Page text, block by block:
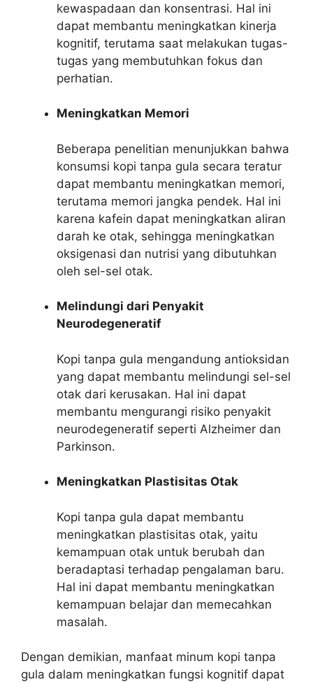
kewaspadaan dan konsentrasi. Hal ini
dapat membantu meningkatkan kinerja
kognitif, terutama saat melakukan tugas-
tugas yang membutuhkan fokus dan
perhatian.
Meningkatkan Memori
Beberapa penelitian menunjukkan bahwa
konsumsi kopi tanpa gula secara teratur
dapat membantu meningkatkan memori,
terutama memori jangka pendek. Hal ini
karena kafein dapat meningkatkan aliran
darah ke otak, sehingga meningkatkan
oksigenasi dan nutrisi yang dibutuhkan
oleh sel-sel otak.
Melindungi dari Penyakit
Neurodegeneratif
Kopi tanpa gula mengandung antioksidan
yang dapat membantu melindungi sel-sel
otak dari kerusakan. Hal ini dapat
membantu mengurangi risiko penyakit
neurodegeneratif seperti Alzheimer dan
Parkinson.
Meningkatkan Plastisitas Otak
Kopi tanpa gula dapat membantu
meningkatkan plastisitas otak, yaitu
kemampuan otak untuk berubah dan
beradaptasi terhadap pengalaman baru.
Hal ini dapat membantu meningkatkan
kemampuan belajar dan memecahkan
masalah.
Dengan demikian, manfaat minum kopi tanpa
gula dalam meningkatkan fungsi kognitif dapat